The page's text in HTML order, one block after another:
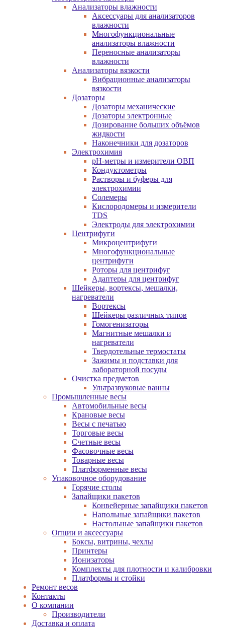
Анализаторы влажности
Аксессуары для анализаторов
влажности
Многофункциональные
анализаторы влажности
Переносные анализаторы
влажности
Анализаторы вязкости
Вибрационные анализаторы
вязкости
Дозаторы
Дозаторы механические
Дозаторы электронные
Дозирование больших объёмов
жидкости
Наконечники для дозаторов
Электрохимия
pH-метры и измерители ОВП
Кондуктометры
Растворы и буферы для
электрохимии
Солемеры
Кислородомеры и измерители
TDS
Электроды для электрохимии
Центрифуги
Микроцентрифуги
Многофункциональные
центрифуги
Роторы для центрифуг
Адаптеры для центрифуг
Шейкеры, вортексы, мешалки,
нагреватели
Вортексы
Шейкеры различных типов
Гомогенизаторы
Магнитные мешалки и
нагреватели
Твердотельные термостаты
Зажимы и подставки для
лабораторной посуды
Очистка предметов
Ультразвуковые ванны
Промышленные весы
Автомобильные весы
Крановые весы
Весы с печатью
Торговые весы
Счетные весы
Фасовочные весы
Товарные весы
Платформенные весы
Упаковочное оборудование
Горячие столы
Запайщики пакетов
Конвейерные запайщики пакетов
Напольные запайщики пакетов
Настольные запайщики пакетов
Опции и аксессуары
Боксы, витрины, чехлы
Принтеры
Ионизаторы
Комплекты для плотности и калибровки
Платформы и стойки
Ремонт весов
Контакты
О компании
Производители
Доставка и оплата